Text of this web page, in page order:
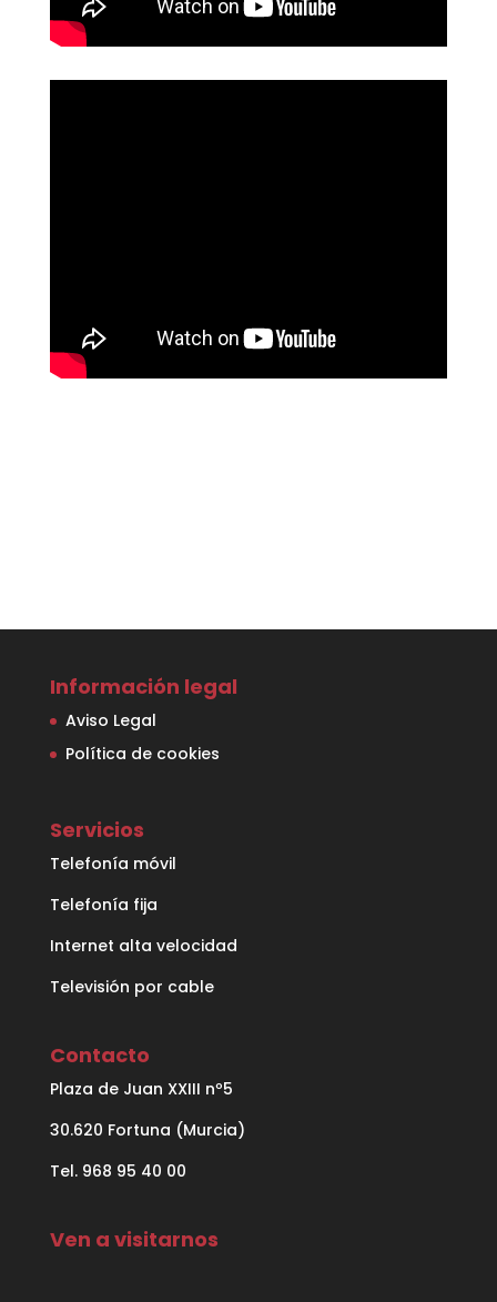
Información legal
Aviso Legal
Política de cookies
Servicios
Telefonía móvil
Telefonía fija
Internet alta velocidad
Televisión por cable
Contacto
Plaza de Juan XXIII nº5
30.620 Fortuna (Murcia)
Tel. 968 95 40 00
Ven a visitarnos